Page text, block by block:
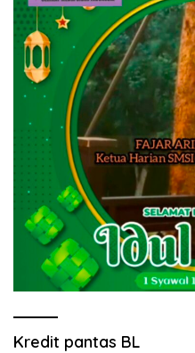
Kredit pantas BL